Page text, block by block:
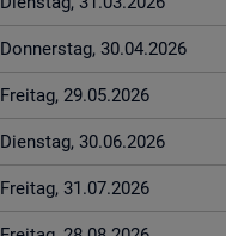
Don­ners­tag, 30.04.2026
Frei­tag, 29.05.2026
Diens­tag, 30.06.2026
Frei­tag, 31.07.2026